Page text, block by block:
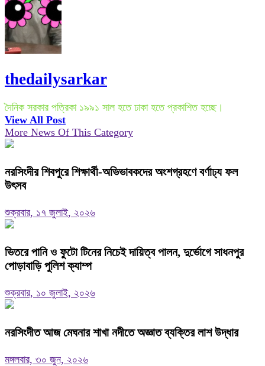
thedailysarkar
দৈনিক সরকার পত্রিকা ১৯৯১ সাল হতে ঢাকা হতে প্রকাশিত হচ্ছে।
View All Post
More News Of This Category
নরসিংদীর শিবপুরে শিক্ষার্থী-অভিভাবকদের অংশগ্রহণে বর্ণাঢ্য ফল
উৎসব
শুক্রবার, ১৭ জুলাই, ২০২৬
ভিতরে পানি ও ফুটো টিনের নিচেই দায়িত্ব পালন, দুর্ভোগে সাধনপুর
পোড়াবাড়ি পুলিশ ক্যাম্প
শুক্রবার, ১০ জুলাই, ২০২৬
নরসিংদীত আজ মেঘনার শাখা নদীতে অজ্ঞাত ব্যক্তির লাশ উদ্ধার
মঙ্গলবার, ৩০ জুন, ২০২৬